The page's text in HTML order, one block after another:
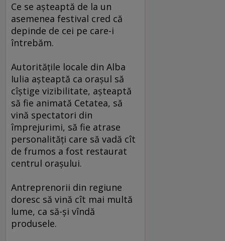
Ce se aşteaptă de la un
asemenea festival cred că
depinde de cei pe care-i
întrebăm.
Autorităţile locale din Alba
Iulia aşteaptă ca oraşul să
cîştige vizibilitate, aşteaptă
să fie animată Cetatea, să
vină spectatori din
împrejurimi, să fie atrase
personalităţi care să vadă cît
de frumos a fost restaurat
centrul oraşului.
Antreprenorii din regiune
doresc să vină cît mai multă
lume, ca să-şi vîndă
produsele.